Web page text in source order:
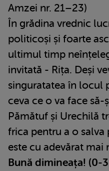
Amzei nr. 21–23)
În grădina vrednic
politicoși și foarte
ultimul timp
invitată - Rița. Deși
singuratatea în locul
ceva ce o va face să-
Pămătuf și Urechilă
frica pentru a o salva
este cu adevărat mai
Bună dimineața! (0-